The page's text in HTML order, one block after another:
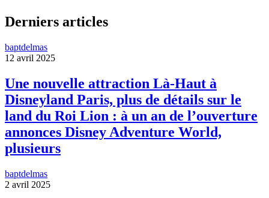
Derniers articles
baptdelmas
12 avril 2025
Une nouvelle attraction Là-Haut à
Disneyland Paris, plus de détails sur le
land du Roi Lion : à un an de l’ouverture
annonces Disney Adventure World,
plusieurs
baptdelmas
2 avril 2025